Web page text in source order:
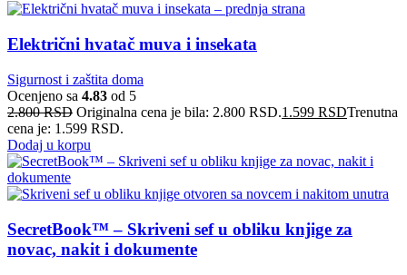
Električni hvatač muva i insekata
Sigurnost i zaštita doma
Ocenjeno sa 4.83 od 5
2.800RSD Originalna cena je bila: 2.800 RSD.1.599 RSDTrenutna
cena je: 1.599 RSD.
Dodaj u korpu
SecretBook™ – Skriveni sef u obliku knjige za
novac, nakit i dokumente